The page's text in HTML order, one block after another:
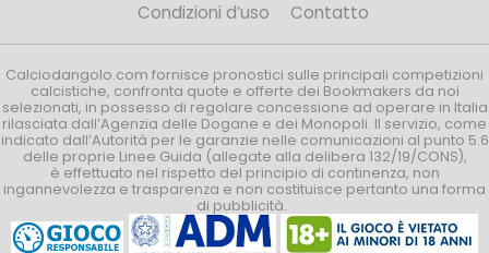
Condizioni d’uso
Contatto
Calciodangolo.com fornisce pronostici sulle principali competizioni
calcistiche, confronta quote e offerte dei Bookmakers da noi
selezionati, in possesso di regolare concessione ad operare in Italia
rilasciata dall’Agenzia delle Dogane e dei Monopoli. Il servizio, come
indicato dall’Autorità per le garanzie nelle comunicazioni al punto 5.6
delle proprie Linee Guida (allegate alla delibera 132/19/CONS),
è effettuato nel rispetto del principio di continenza, non
ingannevolezza e trasparenza e non costituisce pertanto una forma
di pubblicità.